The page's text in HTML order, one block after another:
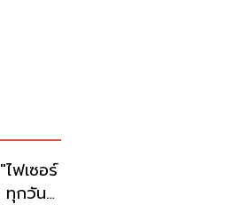
ฟเซอร์
ทุกวัน